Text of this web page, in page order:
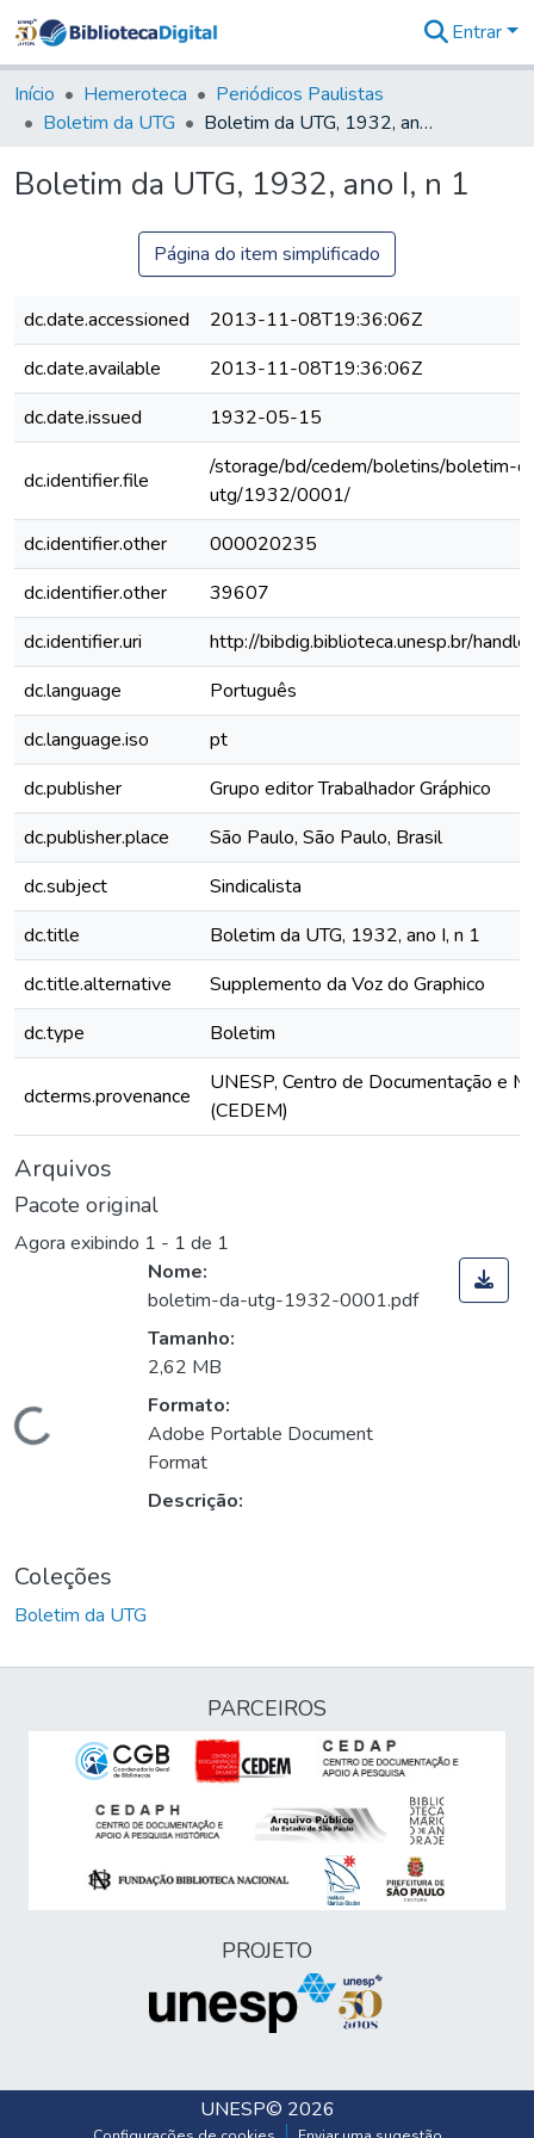
&
Coleções
Tudo na
Digital
Entrar
Início Hemeroteca
Periódicos Paulistas
Boletim da UTG
Boletim da UTG, 1932, ano I, n 1
Boletim da UTG, 1932, ano I, n 1
Página do item simplificado
dc.date.accessioned
2013-11-08T19:36:06Z
dc.date.available
2013-11-08T19:36:06Z
dc.date.issued
1932-05-15
dc.identifier.file
/storage/bd/cedem/boletins/boletim-
utg/1932/0001/
dc.identifier.other
000020235
dc.identifier.other
39607
dc.identifier.uri
http://bibdig.biblioteca.unesp.br/
dc.language
Português
dc.language.iso
pt
dc.publisher
Grupo editor Trabalhador Gráphico
dc.publisher.place
São Paulo, São Paulo, Brasil
dc.subject
Sindicalista
dc.title
Boletim da UTG, 1932, ano I, n 1
dc.title.alternative
Supplemento da Voz do Graphico
dc.type
Boletim
dcterms.provenance
UNESP, Centro de Documentação e
(CEDEM)
Arquivos
Pacote original
Agora exibindo 1 - 1 de 1
Carregando...
Nome:
boletim-da-utg-1932-0001.pdf
Tamanho:
2,62 MB
Formato:
Adobe Portable Document
Format
Descrição:
Coleções
Boletim da UTG
PARCEIROS
PROJETO
UNESP© 2026